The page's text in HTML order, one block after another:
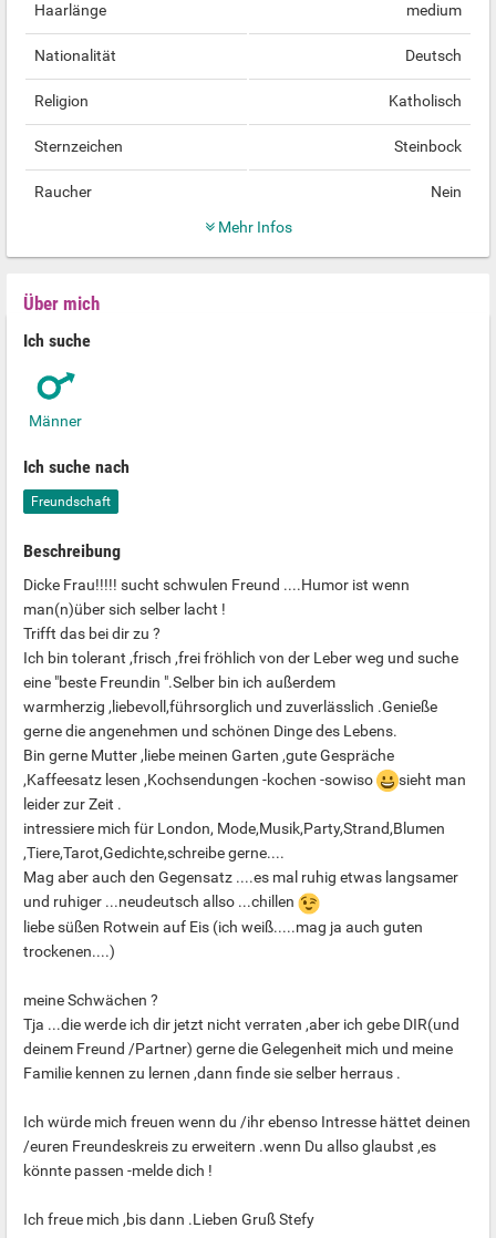
Haarlänge medium
Nationalität Deutsch
Religion Katholisch
Sternzeichen Steinbock
Raucher
Nein
Mehr Infos
Über mich
Ich suche
Männer
Ich suche nach
Freundschaft
Beschreibung
Dicke Frau!!!!! sucht schwulen Freund ....Humor ist wenn
man(n)über sich selber lacht !
Trifft das bei dir zu ?
Ich bin tolerant ,frisch ,frei fröhlich von der Leber weg und suche
eine "beste Freundin ".Selber bin ich außerdem
warmherzig ,liebevoll,führsorglich und zuverlässlich .Genieße
gerne die angenehmen und schönen Dinge des Lebens.
Bin gerne Mutter ,liebe meinen Garten ,gute Gespräche
,Kaffeesatz lesen ,Kochsendungen -kochen -sowiso
sieht man
leider zur Zeit .
intressiere mich für London, Mode,Musik,Party,Strand,Blumen
,Tiere,Tarot,Gedichte,schreibe gerne....
Mag aber auch den Gegensatz ....es mal ruhig etwas langsamer
und ruhiger ...neudeutsch allso ...chillen
liebe süßen Rotwein auf Eis (ich weiß.....mag ja auch guten
trockenen....)
meine Schwächen ?
Tja ...die werde ich dir jetzt nicht verraten ,aber ich gebe DIR(und
deinem Freund /Partner) gerne die Gelegenheit mich und meine
Familie kennen zu lernen ,dann finde sie selber herraus .
Ich würde mich freuen wenn du /ihr ebenso Intresse hättet deinen
/euren Freundeskreis zu erweitern .wenn Du allso glaubst ,es
könnte passen -melde dich !
Ich freue mich ,bis dann .Lieben Gruß Stefy